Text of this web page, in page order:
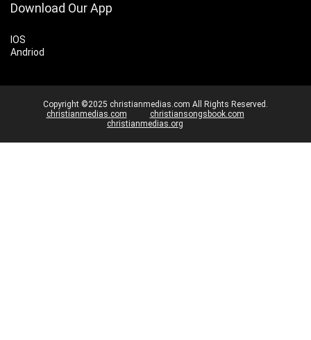
Download Our App
IOS
Andriod
Copyright ©2025 christianmedias.com All Rights Reserved.
christianmedias.com
christiansongsbook.com
christianmedias.org